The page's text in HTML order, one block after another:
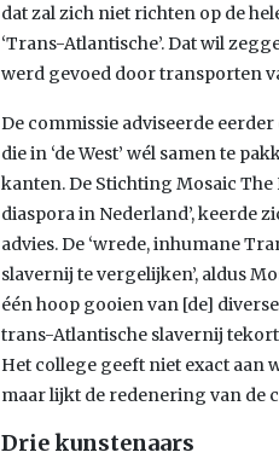
dat zal zich niet richten op de
‘Trans-Atlantische’. Dat wil
werd gevoed door transporten
De commissie adviseerde eerder
die in ‘de West’ wél samen te
kanten. De Stichting Mosaic
diaspora in Nederland’, keerde
advies. De ‘wrede, inhumane
slavernij te vergelijken’, aldus
één hoop gooien van [de]
trans-Atlantische slavernij
Het college geeft niet exact aan
maar lijkt de redenering van de
Drie kunstenaars